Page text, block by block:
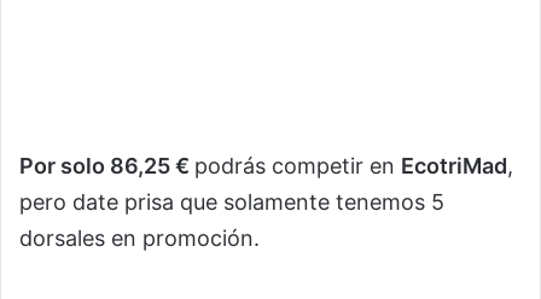
Por solo 86,25 € podrás competir en EcotriMad,
pero date prisa que solamente tenemos 5
dorsales en promoción.